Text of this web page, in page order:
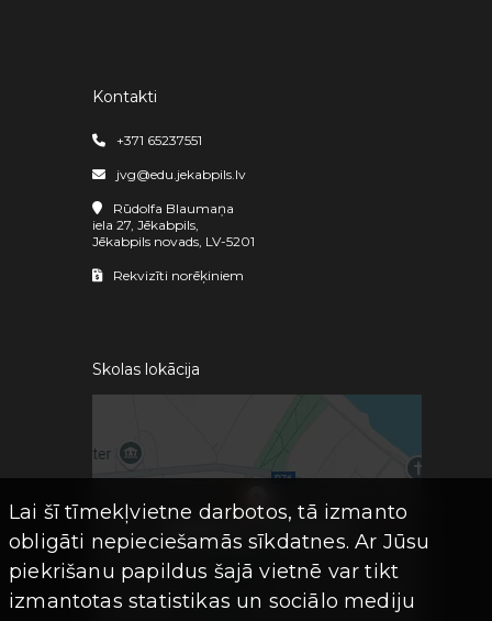
Kontakti
+371 65237551
jvg@edu.jekabpils.lv
Rūdolfa Blaumaņa
iela 27, Jēkabpils,
Jēkabpils novads, LV-5201
Rekvizīti norēķiniem
Skolas lokācija
Lai šī tīmekļvietne darbotos, tā izmanto
obligāti nepieciešamās sīkdatnes. Ar Jūsu
piekrišanu papildus šajā vietnē var tikt
izmantotas statistikas un sociālo mediju